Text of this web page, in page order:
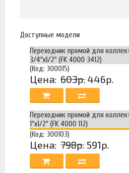
Доступные модели
Переходник прямой для
3/4"x1/2" (FK 4000 3412)
(Код: 300015)
Цена: 603р. 446р.
Переходник прямой для
1"х1/2" (FK 4000 112)
(Код: 300103)
Цена: 798р. 591р.